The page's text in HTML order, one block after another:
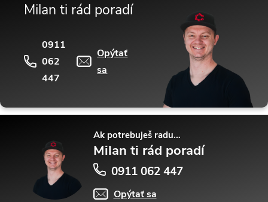
Milan ti rád poradí
0911
062
447
Opýtať
sa
Ak potrebuješ radu...
Milan ti rád poradí
0911 062 447
Opýtať sa